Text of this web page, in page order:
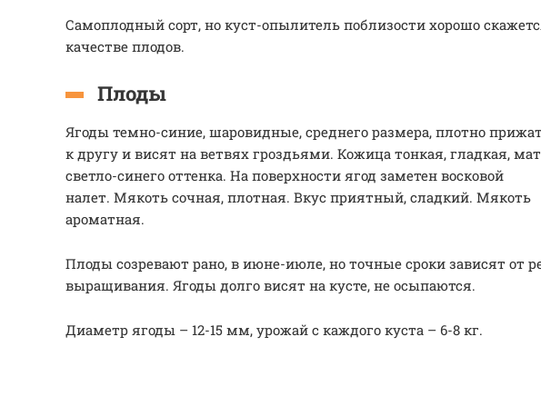
Самоплодный сорт, но куст-опылитель поблизости хорошо
качестве плодов.
Плоды
Ягоды темно-синие, шаровидные, среднего размера, плотно
к другу и висят на ветвях гроздьями. Кожица тонкая, гладкая,
светло-синего оттенка. На поверхности ягод заметен восковой
налет. Мякоть сочная, плотная. Вкус приятный, сладкий. Мякоть
ароматная.
Плоды созревают рано, в июне-июле, но точные сроки зависят от
выращивания. Ягоды долго висят на кусте, не осыпаются.
Диаметр ягоды – 12-15 мм, урожай с каждого куста – 6-8 кг.